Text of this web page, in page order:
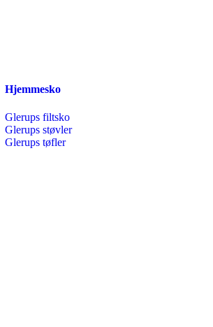
Hjemmesko
Glerups filtsko
Glerups støvler
Glerups tøfler